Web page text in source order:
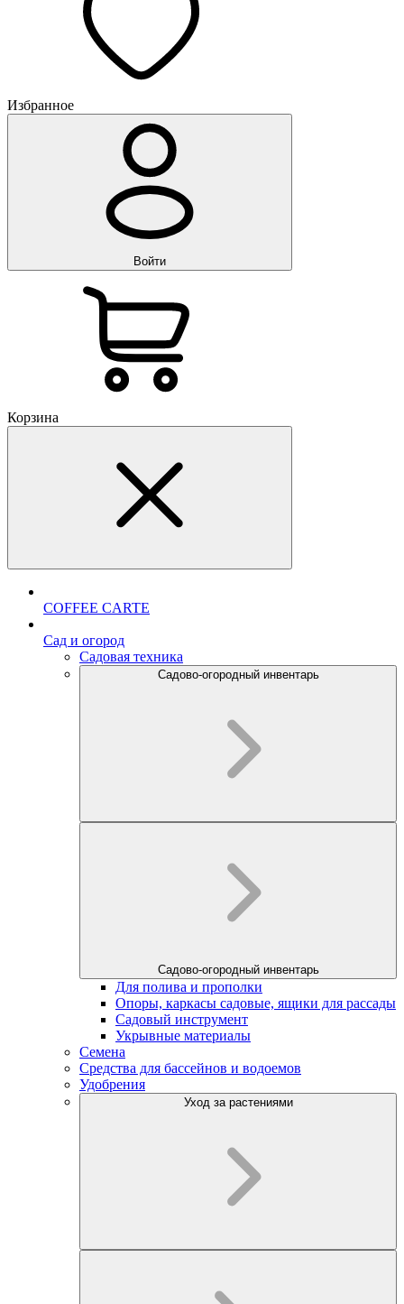
Избранное
Войти
Корзина
COFFEE CARTE
Cад и огород
Садовая техника
Садово-огородный инвентарь
Садово-огородный инвентарь
Для полива и прополки
Опоры, каркасы садовые, ящики для рассады
Садовый инструмент
Укрывные материалы
Семена
Средства для бассейнов и водоемов
Удобрения
Уход за растениями